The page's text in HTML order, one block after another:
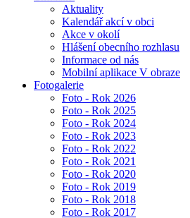
Aktuality
Kalendář akcí v obci
Akce v okolí
Hlášení obecního rozhlasu
Informace od nás
Mobilní aplikace V obraze
Fotogalerie
Foto - Rok 2026
Foto - Rok 2025
Foto - Rok 2024
Foto - Rok 2023
Foto - Rok 2022
Foto - Rok 2021
Foto - Rok 2020
Foto - Rok 2019
Foto - Rok 2018
Foto - Rok 2017